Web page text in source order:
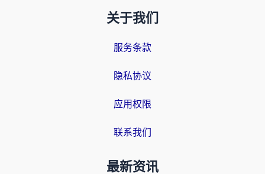
关于我们
服务条款
隐私协议
应用权限
联系我们
最新资讯